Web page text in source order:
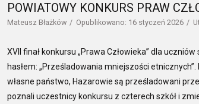
POWIATOWY KONKURS PRAW
Mateusz Błażków Opublikowano: 16 styczeń 2026
XVII finał konkursu „Prawa Człowieka” dla
hasłem: „Prześladowania mniejszości
własne państwo, Hazarowie są prześladowani
poznali uczestnicy konkursu z czterech szkół i